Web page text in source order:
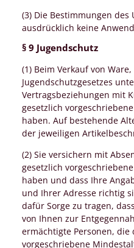
(3) Die Bestimmungen des
ausdrücklich keine
§ 9 Jugendschutz
(1) Beim Verkauf von
Jugendschutzgesetzes
Vertragsbeziehungen mit
gesetzlich
haben. Auf bestehende
der jeweiligen
(2) Sie versichern mit
gesetzlich
haben und dass Ihre
und Ihrer Adresse richtig
dafür Sorge zu tragen,
von Ihnen zur
ermächtigte Personen, die
vorgeschriebene